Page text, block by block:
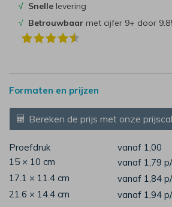
√ Snelle levering
√ Betrouwbaar met cijfer 9+ door
Formaten en prijzen
Bereken de prijs met onze
Proefdruk
vanaf 1,00
15 × 10 cm
vanaf 1,79
17.1 × 11.4 cm
vanaf 1,84
21.6 × 14.4 cm
vanaf 1,94